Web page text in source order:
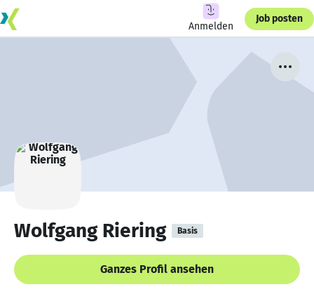
Anmelden
Job posten
Wolfgang Riering Basis
Ganzes Profil ansehen